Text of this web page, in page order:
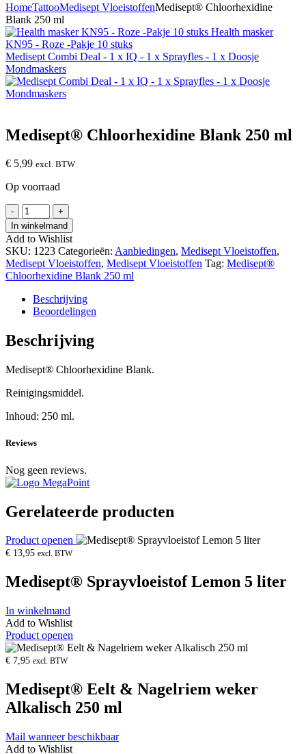
HomeTattooMedisept VloeistoffenMedisept® Chloorhexidine
Blank 250 ml
Health masker
KN95 - Roze -Pakje 10 stuks
Medisept Combi Deal - 1 x IQ - 1 x Sprayfles - 1 x Doosje
Mondmaskers
Medisept® Chloorhexidine Blank 250 ml
€ 5,99 excl. BTW
Op voorraad
-
Medisept®
Chloorhexidine
Blank
250
ml
hoeveelheid
+
In winkelmand
Add to Wishlist
SKU: 1223 Categorieën: Aanbiedingen, Medisept Vloeistoffen,
Medisept Vloeistoffen, Medisept Vloeistoffen Tag: Medisept®
Chloorhexidine Blank 250 ml
Beschrijving
Beoordelingen
Beschrijving
Medisept® Chloorhexidine Blank.
Reinigingsmiddel.
Inhoud: 250 ml.
Reviews
Nog geen reviews.
Gerelateerde producten
Product openen
€ 13,95 excl. BTW
Medisept® Sprayvloeistof Lemon 5 liter
In winkelmand
Add to Wishlist
Product openen
€ 7,95 excl. BTW
Medisept® Eelt & Nagelriem weker
Alkalisch 250 ml
Mail wanneer beschikbaar
Add to Wishlist